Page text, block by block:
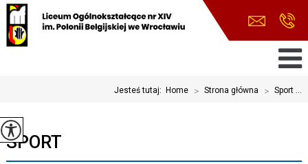
Jesteś tutaj: Home > Strona główna > Sport ...
SPORT